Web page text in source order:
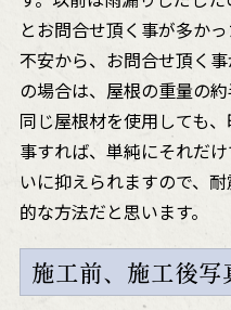
とお問合せ頂く事が多か
不安から、お問合せ頂く
の場合は、屋根の重量の
同じ屋根材を使用しても
事すれば、単純にそれだ
いに抑えられますので、
的な方法だと思います。
施工前、施工後写